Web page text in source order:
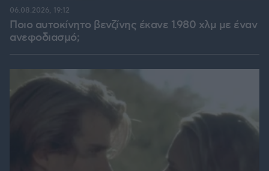
Ποιο αυτοκίνητο βενζίνης έκανε 1.980 χλμ με έναν
ανεφοδιασμό;
06.08.2026, 19:12